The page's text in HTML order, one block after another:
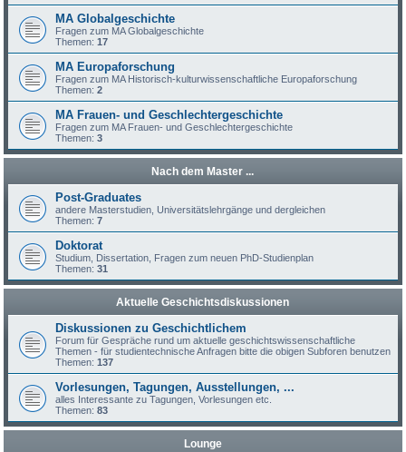
MA Globalgeschichte
Fragen zum MA Globalgeschichte
Themen:17
MA Europaforschung
Fragen zum MA Historisch-kulturwissenschaftliche Europaforschung
Themen:2
MA Frauen- und Geschlechtergeschichte
Fragen zum MA Frauen- und Geschlechtergeschichte
Themen:3
Nach dem Master ...
Post-Graduates
andere Masterstudien, Universitätslehrgänge und dergleichen
Themen:7
Doktorat
Studium, Dissertation, Fragen zum neuen PhD-Studienplan
Themen:31
Aktuelle Geschichtsdiskussionen
Diskussionen zu Geschichtlichem
Forum für Gespräche rund um aktuelle geschichtswissenschaftliche
Themen - für studientechnische Anfragen bitte die obigen Subforen benutzen
Themen:137
Vorlesungen, Tagungen, Ausstellungen, ...
alles Interessante zu Tagungen, Vorlesungen etc.
Themen:83
Lounge